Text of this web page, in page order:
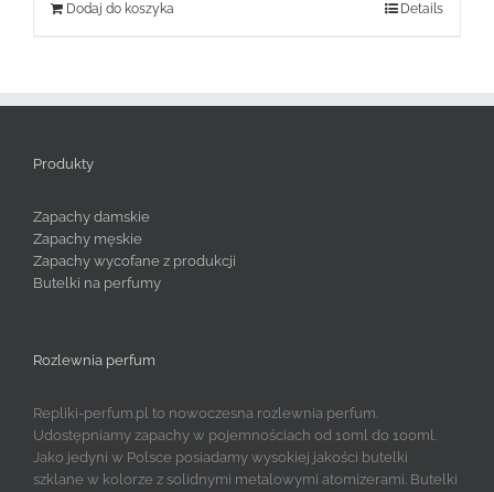
Dodaj do koszyka Details
Produkty
Zapachy damskie
Zapachy męskie
Zapachy wycofane z produkcji
Butelki na perfumy
Rozlewnia perfum
Repliki-perfum.pl to nowoczesna rozlewnia perfum.
Udostępniamy zapachy w pojemnościach od 10ml do 100ml.
Jako jedyni w Polsce posiadamy wysokiej jakości butelki
szklane w kolorze z solidnymi metalowymi atomizerami. Butelki